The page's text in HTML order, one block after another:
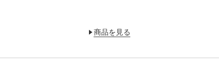
商品を見る